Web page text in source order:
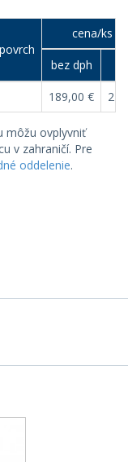
povrch
cena/ks
bez dph
189,00 €
môžu ovplyvniť
v zahraničí. Pre
oddelenie.